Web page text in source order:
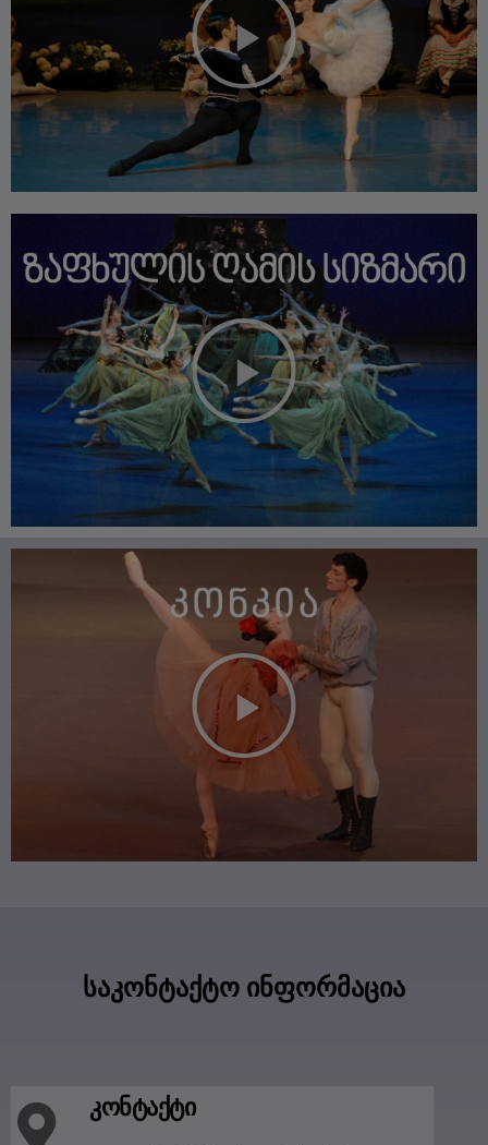
საკონტაქტო ინფორმაცია
კონტაქტი